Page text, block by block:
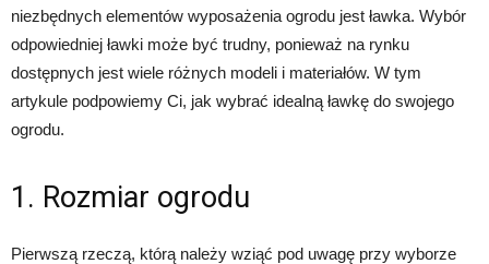
niezbędnych elementów wyposażenia ogrodu jest ławka. Wybór
odpowiedniej ławki może być trudny, ponieważ na rynku
dostępnych jest wiele różnych modeli i materiałów. W tym
artykule podpowiemy Ci, jak wybrać idealną ławkę do swojego
ogrodu.
1. Rozmiar ogrodu
Pierwszą rzeczą, którą należy wziąć pod uwagę przy wyborze